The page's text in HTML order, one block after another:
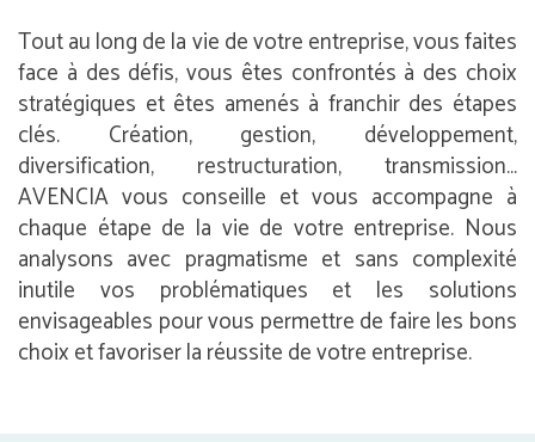
Tout au long de la vie de votre entreprise, vous faites
face à des défis, vous êtes confrontés à des choix
stratégiques et êtes amenés à franchir des étapes
clés. Création, gestion, développement,
diversification, restructuration, transmission…
AVENCIA vous conseille et vous accompagne à
chaque étape de la vie de votre entreprise. Nous
analysons avec pragmatisme et sans complexité
inutile vos problématiques et les solutions
envisageables pour vous permettre de faire les bons
choix et favoriser la réussite de votre entreprise.